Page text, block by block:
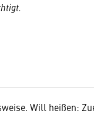
Will heißen: